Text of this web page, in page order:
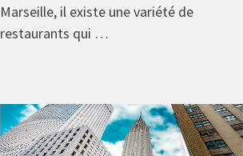
Marseille, il existe une variété de
restaurants qui …